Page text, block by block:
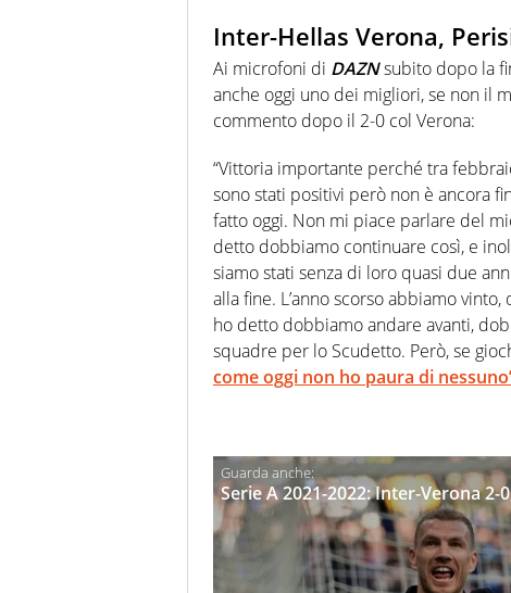
Inter-Hellas Verona,
Ai microfoni di DAZNsubito dopo la
anche oggi uno dei migliori, se non il
commento dopo il 2-0 col Verona:
“Vittoria importante perché tra
sono stati positivi però non è ancora
fatto oggi. Non mi piace parlare del
detto dobbiamo continuare così, e
siamo stati senza di loro quasi due
alla fine. L’anno scorso abbiamo
ho detto dobbiamo andare avanti,
squadre per lo Scudetto. Però, se
come oggi non ho paura di
Serie A 2021-2022: Inter-Verona 2-